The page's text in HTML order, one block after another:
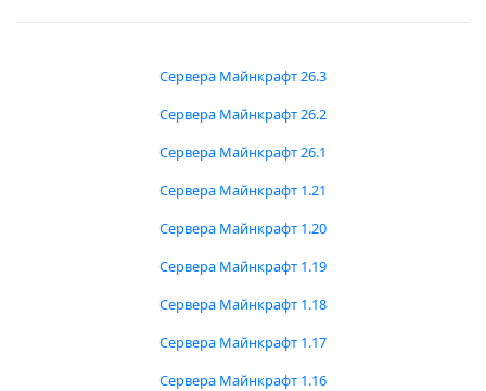
Сервера Майнкрафт 26.3
Сервера Майнкрафт 26.2
Сервера Майнкрафт 26.1
Сервера Майнкрафт 1.21
Сервера Майнкрафт 1.20
Сервера Майнкрафт 1.19
Сервера Майнкрафт 1.18
Сервера Майнкрафт 1.17
Сервера Майнкрафт 1.16